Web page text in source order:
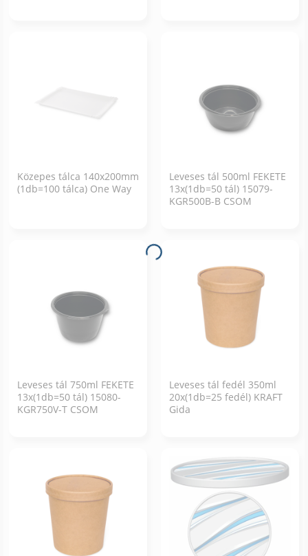
Közepes tálca 140x200mm
(1db=100 tálca) One Way
Leveses tál 500ml FEKETE
13x(1db=50 tál) 15079-
KGR500B-B CSOM
Leveses tál 750ml FEKETE
13x(1db=50 tál) 15080-
KGR750V-T CSOM
Leveses tál fedél 350ml
20x(1db=25 fedél) KRAFT
Gida